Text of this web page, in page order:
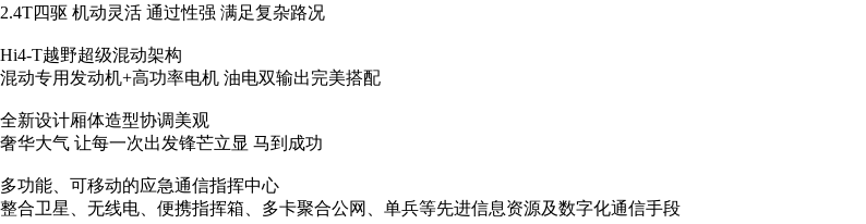
2.4T四驱 机动灵活 通过性强 满足复杂路况
Hi4-T越野超级混动架构
混动专用发动机+高功率电机 油电双输出完美搭配
全新设计厢体造型协调美观
奢华大气 让每一次出发锋芒立显 马到成功
多功能、可移动的应急通信指挥中心
整合卫星、无线电、便携指挥箱、多卡聚合公网、单兵等先进信息资源及数字化通信手段